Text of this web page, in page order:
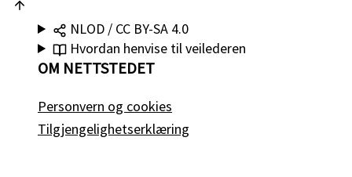
NLOD / CC BY-SA 4.0
Hvordan henvise til veilederen
OM NETTSTEDET
Personvern og cookies
Tilgjengelighetserklæring